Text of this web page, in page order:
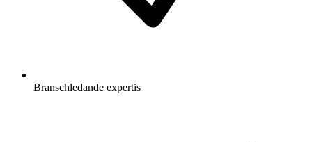
Branschledande expertis